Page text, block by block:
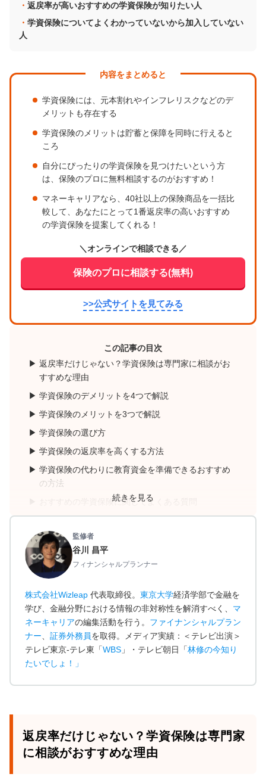
返戻率が高いおすすめの学資保険が知りたい人
学資保険についてよくわかっていないから加入していない
人
内容をまとめると
学資保険には、元本割れやインフレリスクなどのデ
メリットも存在する
学資保険のメリットは貯蓄と保障を同時に行えると
ころ
自分にぴったりの学資保険を見つけたいという方
は、保険のプロに無料相談するのがおすすめ！
マネーキャリアなら、40社以上の保険商品を一括比
較して、あなたにとって1番返戻率の高いおすすめ
の学資保険を提案してくれる！
＼オンラインで相談できる／
保険のプロに相談する(無料)
>>公式サイトを見てみる
この記事の目次
返戻率だけじゃない？学資保険は専門家に相談がお
すすめな理由
学資保険のデメリットを4つで解説
学資保険のメリットを3つで解説
学資保険の選び方
学資保険の返戻率を高くする方法
学資保険の代わりに教育資金を準備できるおすすめ
の方法
おすすめの学資保険に関してよくある質問
おすすめ！
続きを見る
監修者
谷川 昌平
フィナンシャルプランナー
株式会社Wizleap 代表取締役。 東京大学経済学部で金融を
学び、金融分野における情報の非対称性を解消すべく、 マ
ネーキャリアの編集活動を行う。 ファイナンシャルプラン
ナー
証券外務員を取得。メディア実績：＜テレビ出演＞
テレビ東京-テレ東「WBS 」・テレビ朝日「林修の今知り
たいでしょ！
」
返戻率だけじゃない？学資保険は専門家
に相談がおすすめな理由